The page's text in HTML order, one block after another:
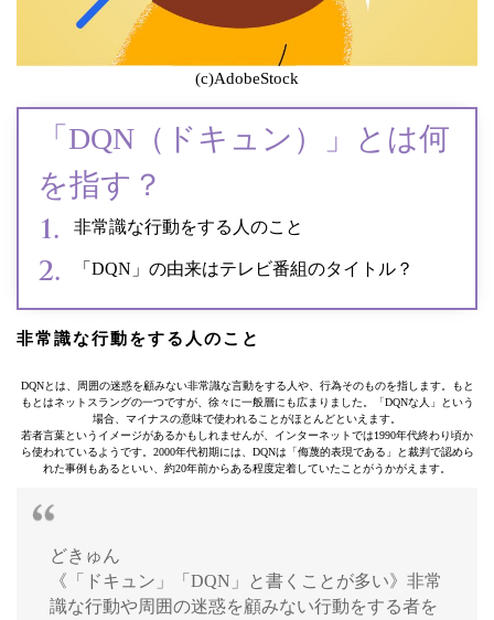
(c)AdobeStock
「DQN（ドキュン）」とは何
を指す？
非常識な行動をする人のこと
「DQN」の由来はテレビ番組のタイトル？
非常識な行動をする人のこと
DQNとは、周囲の迷惑を顧みない非常識な言動をする人や、行為そのものを指します。もと
もとはネットスラングの一つですが、徐々に一般層にも広まりました。「DQNな人」という
場合、マイナスの意味で使われることがほとんどといえます。
若者言葉というイメージがあるかもしれませんが、インターネットでは1990年代終わり頃か
ら使われているようです。2000年代初期には、DQNは「侮蔑的表現である」と裁判で認めら
れた事例もあるといい、約20年前からある程度定着していたことがうかがえます。
どきゅん
《「ドキュン」「DQN」と書くことが多い》非常
識な行動や周囲の迷惑を顧みない行動をする者を